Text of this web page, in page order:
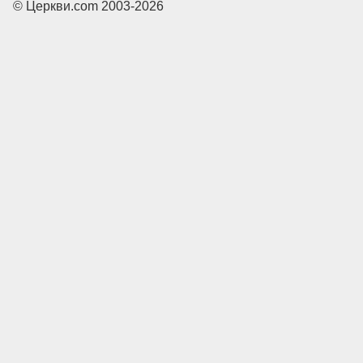
© Церкви.com 2003-2026